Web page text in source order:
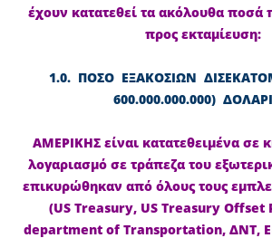
έχουν κατατεθεί τα ακόλουθα ποσά
προς εκταμίευση:
1.0. ΠΟΣΟ ΕΞΑΚΟΣΙΩΝ
600.000.000.000)
ΑΜΕΡΙΚΗΣ είναι κατατεθειμένα σε
λογαριασμό σε τράπεζα του
επικυρώθηκαν από όλους τους
(US Treasury, US Treasury Offset
department of Transportation, ΔΝΤ,